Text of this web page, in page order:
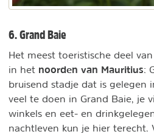
6. Grand Baie
Het meest toeristische deel
in het noorden van Mauritius:
bruisend stadje dat is gelegen
veel te doen in Grand Baie, je
winkels en eet- en
nachtleven kun je hier terecht.